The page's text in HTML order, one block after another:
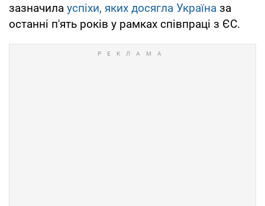
зазначила успіхи, яких досягла Україна за
останні п'ять років у рамках співпраці з ЄС.